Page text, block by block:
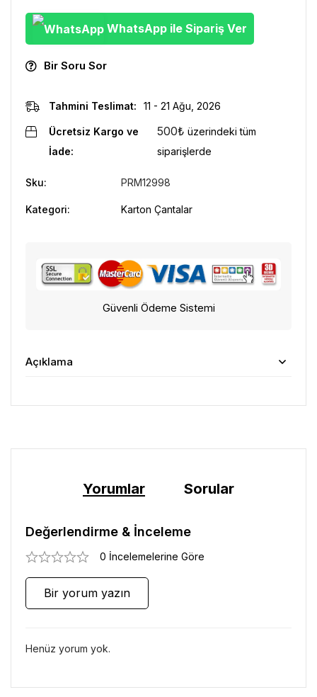
WhatsApp ile Sipariş Ver
Bir Soru Sor
Tahmini Teslimat: 11 - 21 Ağu, 2026
Ücretsiz Kargo ve
İade:
500₺ üzerindeki tüm
siparişlerde
Sku: PRM12998
Kategori: Karton Çantalar
Güvenli Ödeme Sistemi
Açıklama
Yorumlar Sorular
Değerlendirme & İnceleme
0 İncelemelerine Göre
Bir yorum yazın
Henüz yorum yok.